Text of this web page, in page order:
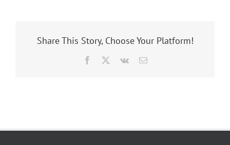
Share This Story, Choose Your Platform!
Facebook Vk
Correo